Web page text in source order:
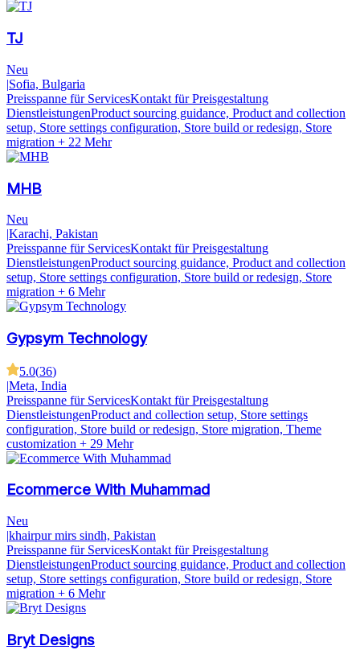
TJ
Neu
|Sofia, Bulgaria
Preisspanne für ServicesKontakt für Preisgestaltung
DienstleistungenProduct sourcing guidance, Product and collection
setup, Store settings configuration, Store build or redesign, Store
migration + 22 Mehr
MHB
Neu
|Karachi, Pakistan
Preisspanne für ServicesKontakt für Preisgestaltung
DienstleistungenProduct sourcing guidance, Product and collection
setup, Store settings configuration, Store build or redesign, Store
migration + 6 Mehr
Gypsym Technology
5.0(36)
|Meta, India
Preisspanne für ServicesKontakt für Preisgestaltung
DienstleistungenProduct and collection setup, Store settings
configuration, Store build or redesign, Store migration, Theme
customization + 29 Mehr
Ecommerce With Muhammad
Neu
|khairpur mirs sindh, Pakistan
Preisspanne für ServicesKontakt für Preisgestaltung
DienstleistungenProduct sourcing guidance, Product and collection
setup, Store settings configuration, Store build or redesign, Store
migration + 6 Mehr
Bryt Designs